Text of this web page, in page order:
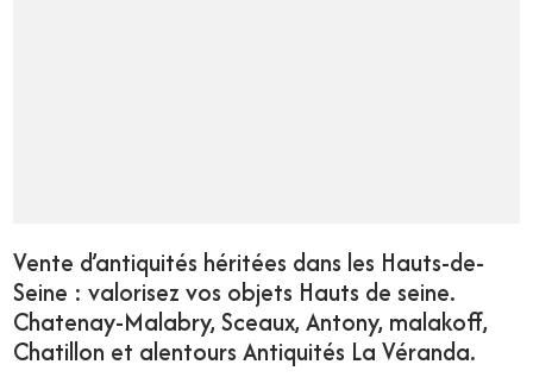
Vente d’antiquités héritées dans les Hauts-de-
Seine : valorisez vos objets Hauts de seine.
Chatenay-Malabry, Sceaux, Antony, malakoff,
Chatillon et alentours Antiquités La Véranda.